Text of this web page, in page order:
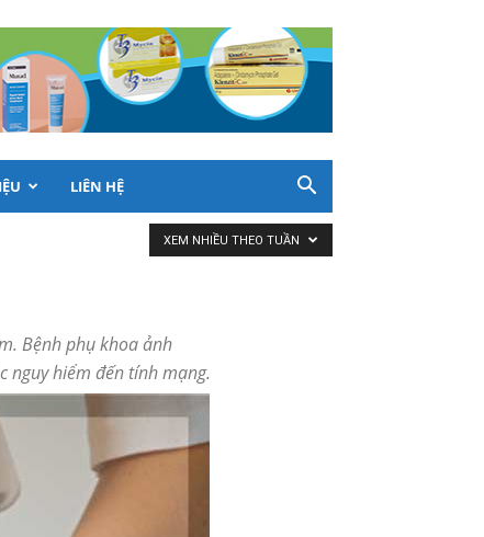
LIÊN HỆ
Bệnh phụ khoa ảnh
nguy hiểm đến tính mạng.
XEM NHIỀU THEO TUẦN